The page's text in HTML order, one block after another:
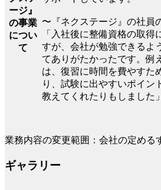
ージ』
の事業
につい
て
〜『ネクステージ』の社員
「入社後に整備資格の取
すが、会社が勉強できるよ
てありがたかったです。例
は、復習に時間を費やすた
り、試験に出やすいポイン
教えてくれたりもしました」
業務内容の変更範囲：会社の定める
ギャラリー